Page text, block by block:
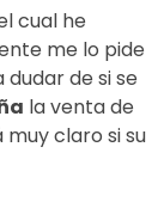
cual he
me lo pide
de si se
la venta de
claro si su